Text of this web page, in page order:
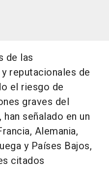
de las
reputacionales de
el riesgo de
graves del
señalado en un
Alemania,
y Países Bajos,
citados